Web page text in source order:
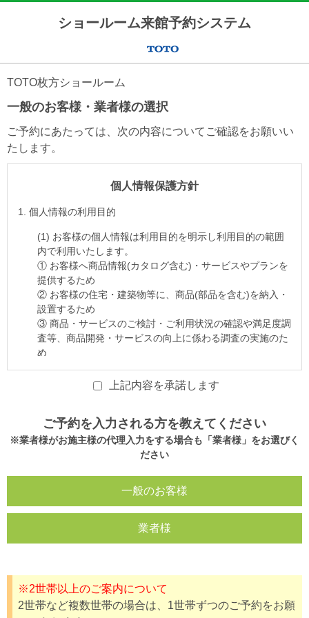
ショールーム来館予約システム
TOTO枚方ショールーム
一般のお客様・業者様の選択
ご予約にあたっては、次の内容についてご確認をお願いい
たします。
上記内容を承諾します
ご予約を入力される方を教えてください
※業者様がお施主様の代理入力をする場合も「業者様」をお選びく
ださい
一般のお客様
業者様
※2世帯以上のご案内について
2世帯など複数世帯の場合は、1世帯ずつのご予約をお願